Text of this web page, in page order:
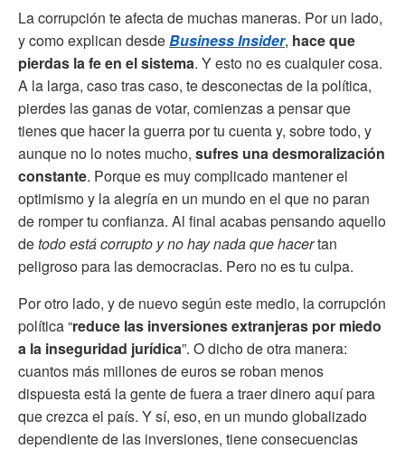
La corrupción te afecta de muchas maneras. Por un lado,
y como explican desdeBusiness Insider, hace que
pierdas la fe en el sistema. Y esto no es cualquier cosa.
A la larga, caso tras caso, te desconectas de la política,
pierdes las ganas de votar, comienzas a pensar que
tienes que hacer la guerra por tu cuenta y, sobre todo, y
aunque no lo notes mucho, sufres una desmoralización
constante. Porque es muy complicado mantener el
optimismo y la alegría en un mundo en el que no paran
de romper tu confianza. Al final acabas pensando aquello
detodo está corrupto y no hay nada que hacertan
peligroso para las democracias. Pero no es tu culpa.
Por otro lado, y de nuevo según este medio, la corrupción
política “reduce las inversiones extranjeras por miedo
a la inseguridad jurídica”. O dicho de otra manera:
cuantos más millones de euros se roban menos
dispuesta está la gente de fuera a traer dinero aquí para
que crezca el país. Y sí, eso, en un mundo globalizado
dependiente de las inversiones, tiene consecuencias